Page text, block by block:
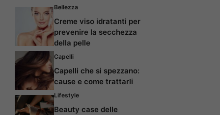
Bellezza
Creme viso idratanti per
prevenire la secchezza
della pelle
Capelli
Capelli che si spezzano:
cause e come trattarli
Lifestyle
Beauty case delle